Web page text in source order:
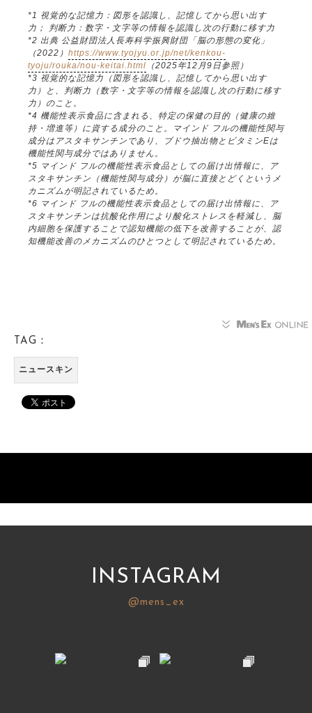
*1 視覚的な記憶力：図形を認識し、記憶してから思い出す
力； 判断力：数字・文字等の情報を認識し次の行動に移す力
*2 出典 公益財団法人長寿科学振興財団「脳の形態の変化」
（2022） https://www.tyojyu.or.jp/net/kenkou-
tyoju/rouka/nou-keitai.html （2025年12月9日参照）
*3 視覚的な記憶力（図形を認識し、記憶してから思い出す
力）と、判断力（数字・文字等の情報を認識し次の行動に移す
力）のこと。
*4 機能性表示食品に含まれる、特定の保健の目的（健康の維
持・増進等）に資する成分のこと。マインド フルの機能性関与
成分はアスタキサンチンであり、ブドウ抽出物とビタミンEは
機能性関与成分ではありません。
*5 マインド フルの機能性表示食品としての届け出情報に、ア
スタキサンチン（機能性関与成分）が脳に直接とどくというメ
カニズムが明記されているため。
*6 マインド フルの機能性表示食品としての届け出情報に、ア
スタキサンチンは抗酸化作用により酸化ストレスを軽減し、脳
内細胞を保護することで認知機能の低下を改善することが、認
知機能改善のメカニズムのひとつとして明記されているため。
TAG：
ニュースキン
INSTAGRAM
@mens_ex